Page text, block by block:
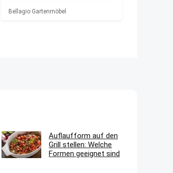
Bellagio Gartenmöbel
Auflaufform auf den
Grill stellen: Welche
Formen geeignet sind